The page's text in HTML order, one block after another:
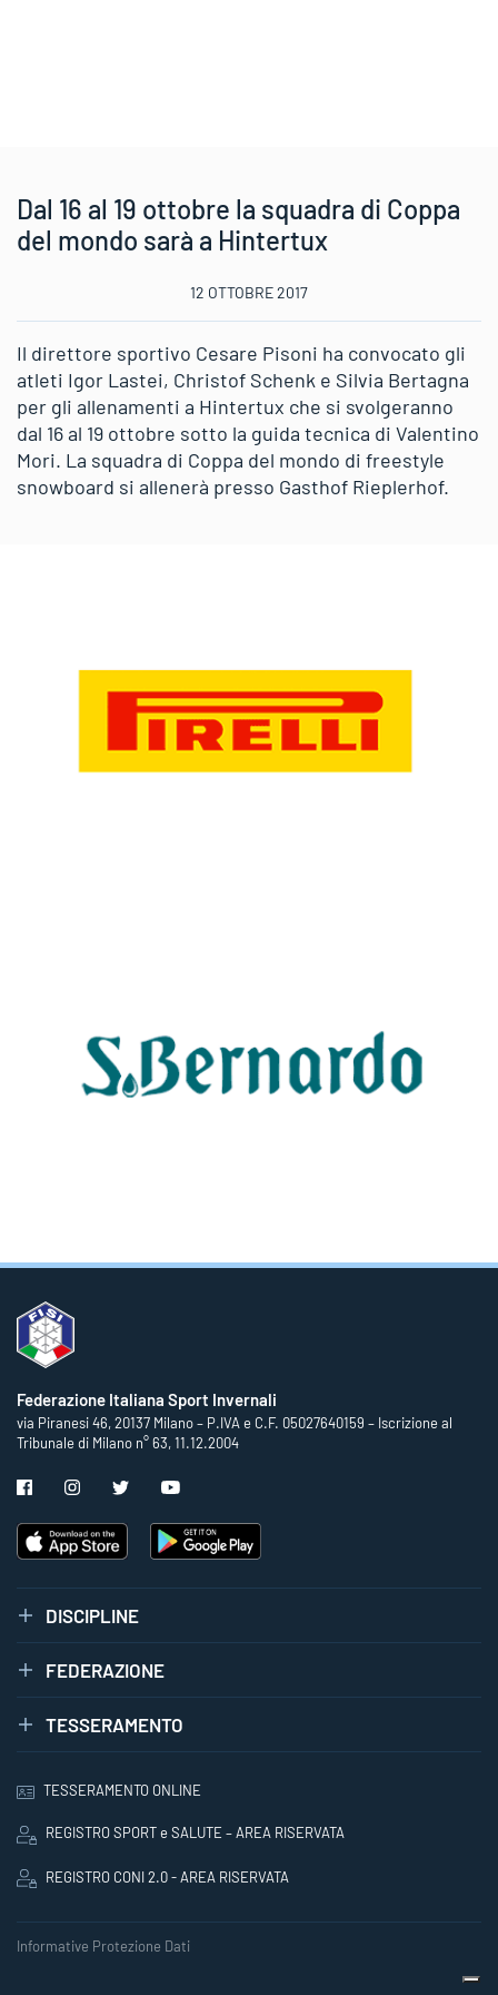
Dal 16 al 19 ottobre la squadra di Coppa
del mondo sarà a Hintertux
12 OTTOBRE 2017
Il direttore sportivo Cesare Pisoni ha convocato gli
atleti Igor Lastei, Christof Schenk e Silvia Bertagna
per gli allenamenti a Hintertux che si svolgeranno
dal 16 al 19 ottobre sotto la guida tecnica di Valentino
Mori. La squadra di Coppa del mondo di freestyle
snowboard si allenerà presso Gasthof Rieplerhof.
Federazione Italiana Sport Invernali
via Piranesi 46, 20137 Milano – P.IVA e C.F. 05027640159 – Iscrizione al
Tribunale di Milano n° 63, 11.12.2004
DISCIPLINE
FEDERAZIONE
TESSERAMENTO
TESSERAMENTO ONLINE
REGISTRO SPORT e SALUTE – AREA RISERVATA
REGISTRO CONI 2.0 - AREA RISERVATA
Informative Protezione Dati